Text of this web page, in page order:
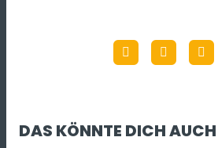
DAS KÖNNTE DICH AUCH